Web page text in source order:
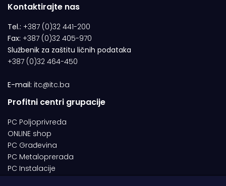
Kontaktirajte nas
Tel.: +387 (0)32 441-200
Fax: +387 (0)32 405-970
Službenik za zaštitu ličnih podataka
+387 (0)32 464-450
E-mail: itc@itc.ba
Profitni centri grupacije
PC Poljoprivreda
ONLINE shop
PC Građevina
PC Metaloprerada
PC Instalacije